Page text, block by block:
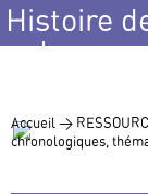
Histoire
nature
Accueil >
chronologiques,